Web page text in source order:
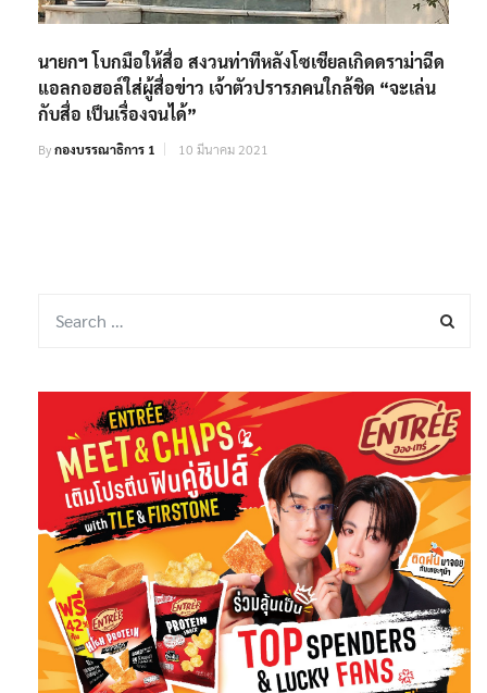
นายกฯ โบกมือให้สื่อ สงวนท่าทีหลังโซเชียลเกิดดราม่าฉีด
แอลกอฮอล์ใส่ผู้สื่อข่าว เจ้าตัวปรารภคนใกล้ชิด “จะเล่น
กับสื่อ เป็นเรื่องจนได้”
Byกองบรรณาธิการ 1 10 มีนาคม 2021